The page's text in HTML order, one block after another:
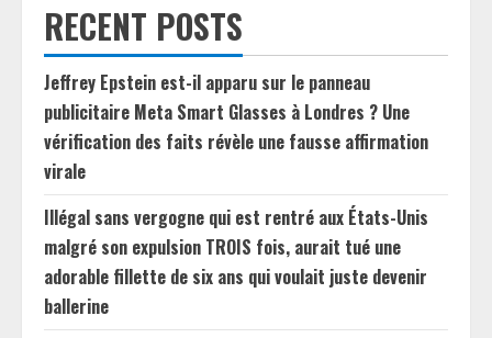
RECENT POSTS
Jeffrey Epstein est-il apparu sur le panneau
publicitaire Meta Smart Glasses à Londres ? Une
vérification des faits révèle une fausse affirmation
virale
Illégal sans vergogne qui est rentré aux États-Unis
malgré son expulsion TROIS fois, aurait tué une
adorable fillette de six ans qui voulait juste devenir
ballerine